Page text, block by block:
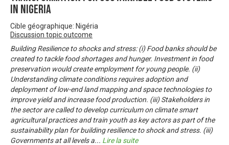
In Nigeria
Cible géographique: Nigéria
Discussion topic outcome
Building Resilience to shocks and stress: (i) Food banks should be
created to tackle food shortages and hunger. Investment in food
preservation would create employment for young people. (ii)
Understanding climate conditions requires adoption and
deployment of low-end land mapping and space technologies to
improve yield and increase food production. (iii) Stakeholders in
the sector are called to develop curriculum on climate smart
agricultural practices and train youth as key actors as part of the
sustainability plan for building resilience to shock and stress. (iii)
Governments at all levels a... Lire la suite